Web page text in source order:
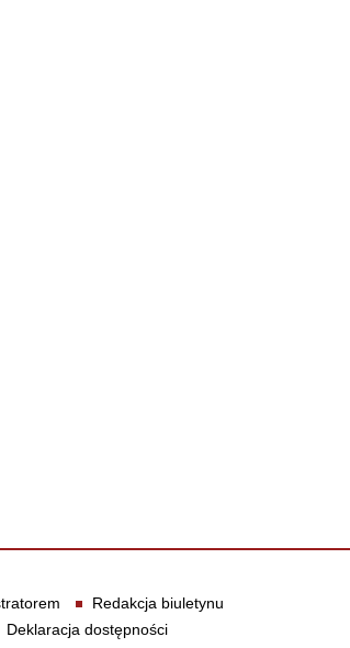
Redakcja biuletynu
Deklaracja dostępności